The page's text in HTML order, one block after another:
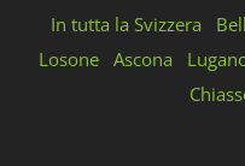
In tutta la Svizzera
Losone Ascona